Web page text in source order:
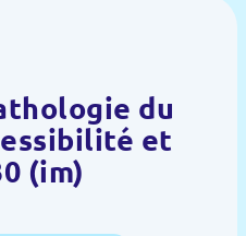
du
et
(im)